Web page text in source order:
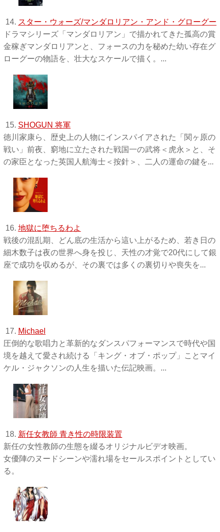
14. スター・ウォーズ/マンダロリアン・アンド・グローグー
ドラマシリーズ「マンダロリアン」で描かれてきた孤高の賞
金稼ぎマンダロリアンと、フォースの力を秘めた幼い存在グ
ローグーの物語を、壮大なスケールで描く。...
15. SHOGUN 将軍
徳川家康ら、歴史上の人物にインスパイアされた「関ヶ原の
戦い」前夜、窮地に立たされた戦国一の武将＜虎永＞と、そ
の家臣となった英国人航海士＜按針＞、二人の運命の鍵を...
16. 地獄に堕ちるわよ
戦後の混乱期、どん底の生活から這い上がるため、若き日の
細木数子は夜の世界へ身を投じ、天性の才覚で20代にして銀
座で成功を収めるが、その裏では多くの裏切りや喪失を...
17. Michael
圧倒的な歌唱力と革新的なダンスパフォーマンスで時代や国
境を越えて愛され続ける「キング・オブ・ポップ」ことマイ
ケル・ジャクソンの人生を描いた伝記映画。...
18. 新任女教師 青き性の時限装置
新任の女性教師の生態を綴るオリジナルビデオ映画。
女優陣のヌードシーンや濡れ場をセールスポイントとしてい
る。